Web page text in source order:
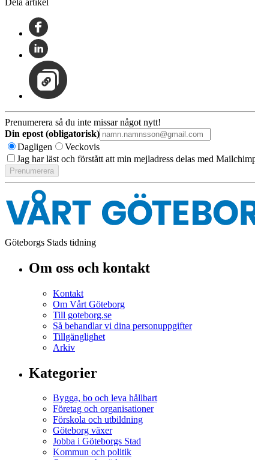
Prenumerera så du inte missar något nytt!
Din epost (obligatorisk)
Dagligen
Veckovis
Jag har läst och förstått att min mejladress delas med
Göteborgs Stads tidning
Om oss och kontakt
Kontakt
Om Vårt Göteborg
Till goteborg.se
Så behandlar vi dina personuppgifter
Tillgänglighet
Arkiv
Kategorier
Bygga, bo och leva hållbart
Företag och organisationer
Förskola och utbildning
Göteborg växer
Jobba i Göteborgs Stad
Kommun och politik